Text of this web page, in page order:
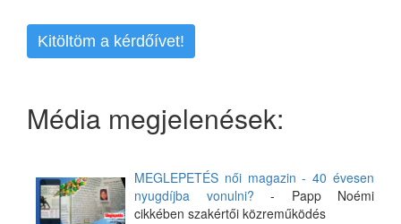
Kitöltöm a kérdőívet!
Média megjelenések:
MEGLEPETÉS női magazin - 40 évesen
nyugdíjba vonulni? - Papp Noémi
cikkében szakértői közreműködés